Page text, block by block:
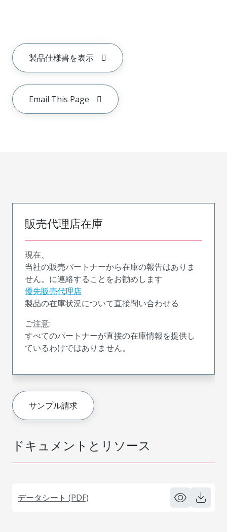
製品仕様書を表示
Email This Page
ドキュメントとリソース
データシート (PDF)
販売代理店在庫
現在、
当社の販売パートナーから在庫の報告はありま
せん。に連絡することをお勧めします
優先販売代理店
製品の在庫状況について直接問い合わせる
ご注意:
すべてのパートナーが直接の在庫情報を提供し
ているわけではありません。
サンプル請求